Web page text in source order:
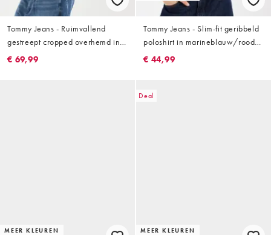
Tommy Jeans - Ruimvallend
gestreept cropped overhemd in
blauw
€ 69,99
Tommy Jeans - Slim-fit geribbeld
poloshirt in marineblauw/rood
gestreept
€ 44,99
MEER KLEUREN
Deal
MEER KLEUREN